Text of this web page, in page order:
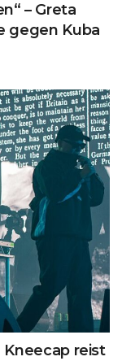
– Greta
gegen Kuba
reist